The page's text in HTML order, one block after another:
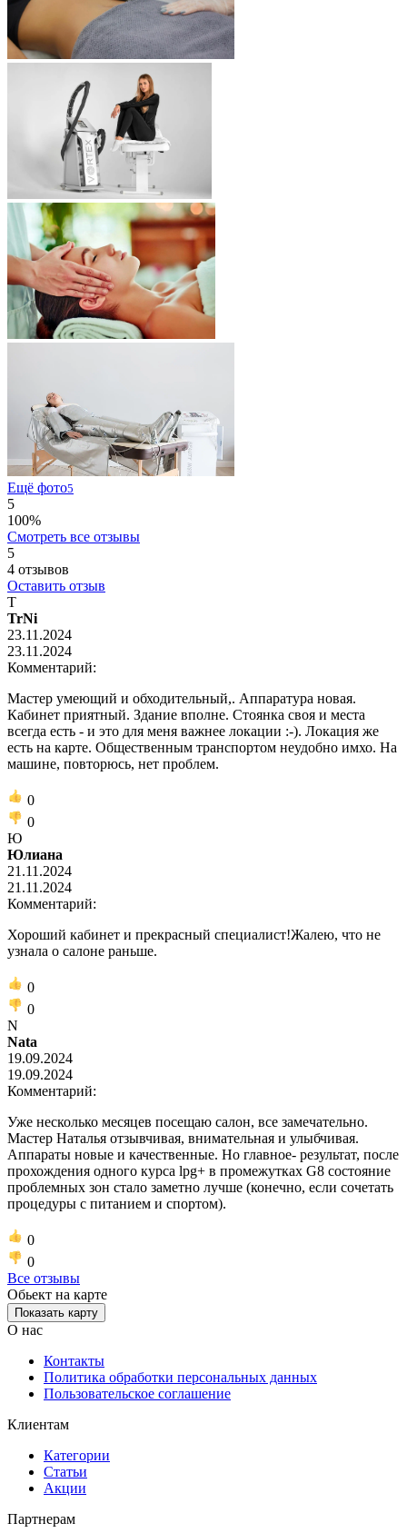
Ещё фото5
5
100%
Смотреть все отзывы
5
4 отзывов
Оставить отзыв
T
TrNi
23.11.2024
23.11.2024
Комментарий:
Мастер умеющий и обходительный,. Аппаратура новая.
Кабинет приятный. Здание вполне. Стоянка своя и места
всегда есть - и это для меня важнее локации :-). Локация же
есть на карте. Общественным транспортом неудобно имхо. На
машине, повторюсь, нет проблем.
0
0
Ю
Юлиана
21.11.2024
21.11.2024
Комментарий:
Хороший кабинет и прекрасный специалист!Жалею, что не
узнала о салоне раньше.
0
0
N
Nata
19.09.2024
19.09.2024
Комментарий:
Уже несколько месяцев посещаю салон, все замечательно.
Мастер Наталья отзывчивая, внимательная и улыбчивая.
Аппараты новые и качественные. Но главное- результат, после
прохождения одного курса lpg+ в промежутках G8 состояние
проблемных зон стало заметно лучше (конечно, если сочетать
процедуры с питанием и спортом).
0
0
Все отзывы
Обьект на карте
Показать карту
О нас
Контакты
Политика обработки персональных данных
Пользовательское соглашение
Клиентам
Категории
Статьи
Акции
Партнерам